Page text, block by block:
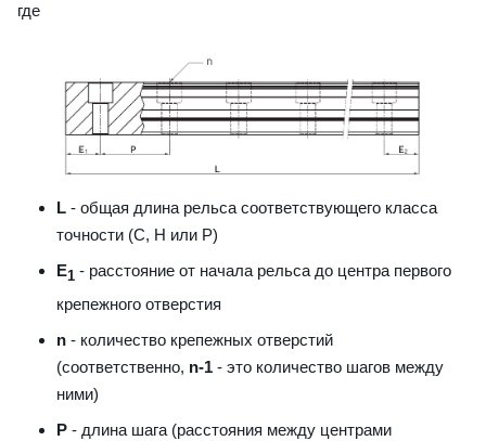
где
L - общая длина рельса соответствующего класса
точности (С, H или Р)
E1 - расстояние от начала рельса до центра первого
крепежного отверстия
n - количество крепежных отверстий
(соответственно, n-1 - это количество шагов между
ними)
P - длина шага (расстояния между центрами